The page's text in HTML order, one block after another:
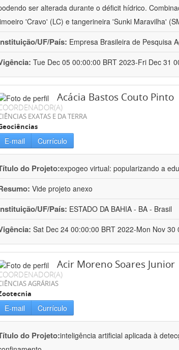
ser alterada durante o déficit hídrico.
'Cravo' (LC) e tangerineira 'Sunki Maravilha'
UF/País: Empresa Brasileira de Pesquisa
Tue Dec 05 00:00:00 BRT 2023-Fri Dec 31
Acácia Bastos Couto Pinto
EXATAS E DA TERRA
E-mail Currículo
do Projeto:expogeo virtual: popularizando a
Vide projeto anexo
UF/País: ESTADO DA BAHIA - BA - Brasil
Sat Dec 24 00:00:00 BRT 2022-Mon Nov 30
Acir Moreno Soares Junior
AGRÁRIAS
E-mail Currículo
do Projeto:inteligência artificial aplicada à